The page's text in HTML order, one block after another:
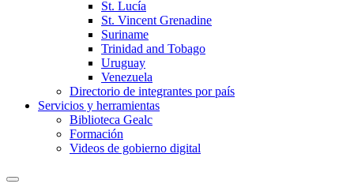
St. Lucía
St. Vincent Grenadine
Suriname
Trinidad and Tobago
Uruguay
Venezuela
Directorio de integrantes por país
Servicios y herramientas
Biblioteca Gealc
Formación
Videos de gobierno digital